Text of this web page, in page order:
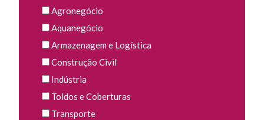
Agronegócio
Aquanegócio
Armazenagem e Logística
Construção Civil
Indústria
Toldos e Coberturas
Transporte